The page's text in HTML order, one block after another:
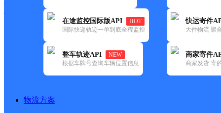
在途监控国际版API
HOT
国际快递轨迹一单到底全程监控
整车轨迹API
NEW
根据车牌号查询车辆位置信息
快运寄件
大件物流 聚
商家寄件
商家发货 寄
物流方案
城市：厦门市 ✕ 快递：优速快递 ✕
清空已选
地区:
不限 海沧区(8)